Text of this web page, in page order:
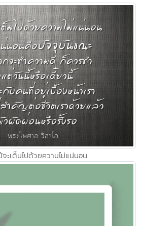
ะเต็มไปด้วยความไม่แน่นอน